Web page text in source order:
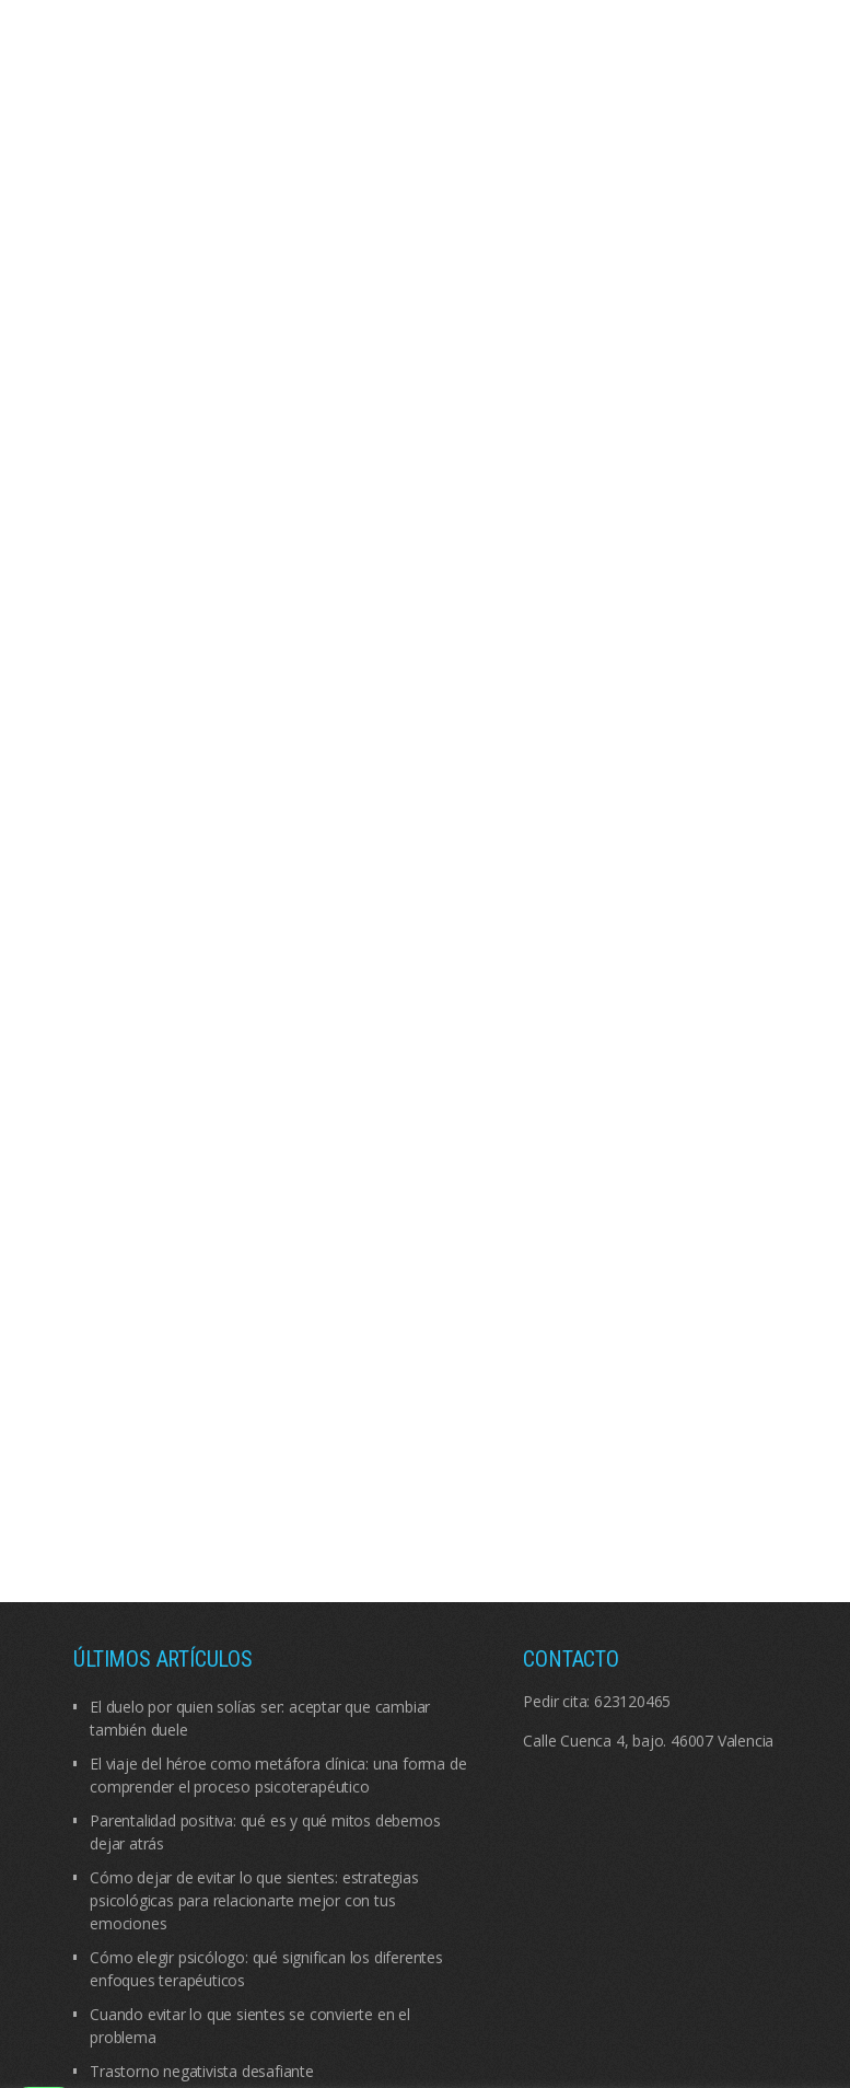
ÚLTIMOS ARTÍCULOS
El duelo por quien solías ser: aceptar que cambiar
también duele
El viaje del héroe como metáfora clínica: una forma de
comprender el proceso psicoterapéutico
Parentalidad positiva: qué es y qué mitos debemos
dejar atrás
Cómo dejar de evitar lo que sientes: estrategias
psicológicas para relacionarte mejor con tus
emociones
Cómo elegir psicólogo: qué significan los diferentes
enfoques terapéuticos
Cuando evitar lo que sientes se convierte en el
problema
Trastorno negativista desafiante
CONTACTO
Pedir cita: 623120465
Calle Cuenca 4, bajo. 46007 Valencia